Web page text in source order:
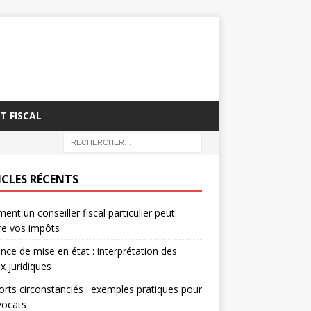
FISCAL
RÉCENTS
un conseiller fiscal particulier peut
vos impôts
de mise en état : interprétation des
juridiques
circonstanciés : exemples pratiques pour